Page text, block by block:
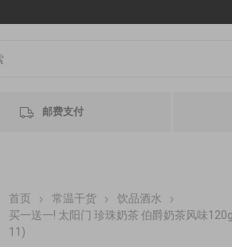
邮费支付
首页 常温干货
饮品酒水
买一送一! 太阳门 珍珠奶茶 伯爵奶茶风味
11)